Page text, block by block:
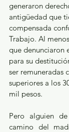
generaron
antigüedad que
compensada
Trabajo. Al
que denunciaron
para su
ser remuneradas
superiores a los
mil pesos.
Pero alguien
camino del